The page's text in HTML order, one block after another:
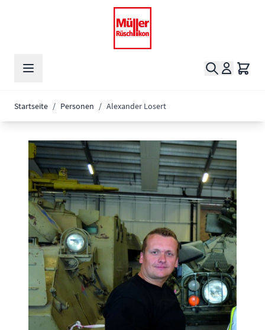
Suche
Startseite / Personen / Alexander Losert